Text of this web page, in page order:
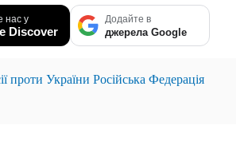
нас у
Discover
Додайте в
джерела Google
проти України Російська Федерація